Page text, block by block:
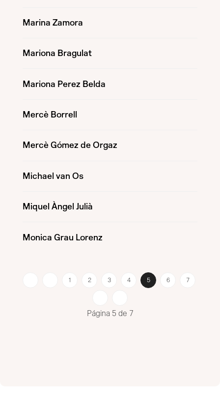
Marina Zamora
Mariona Bragulat
Mariona Perez Belda
Mercè Borrell
Mercè Gómez de Orgaz
Michael van Os
Miquel Àngel Julià
Monica Grau Lorenz
1 2 3 4 5 6 7
Página 5 de 7